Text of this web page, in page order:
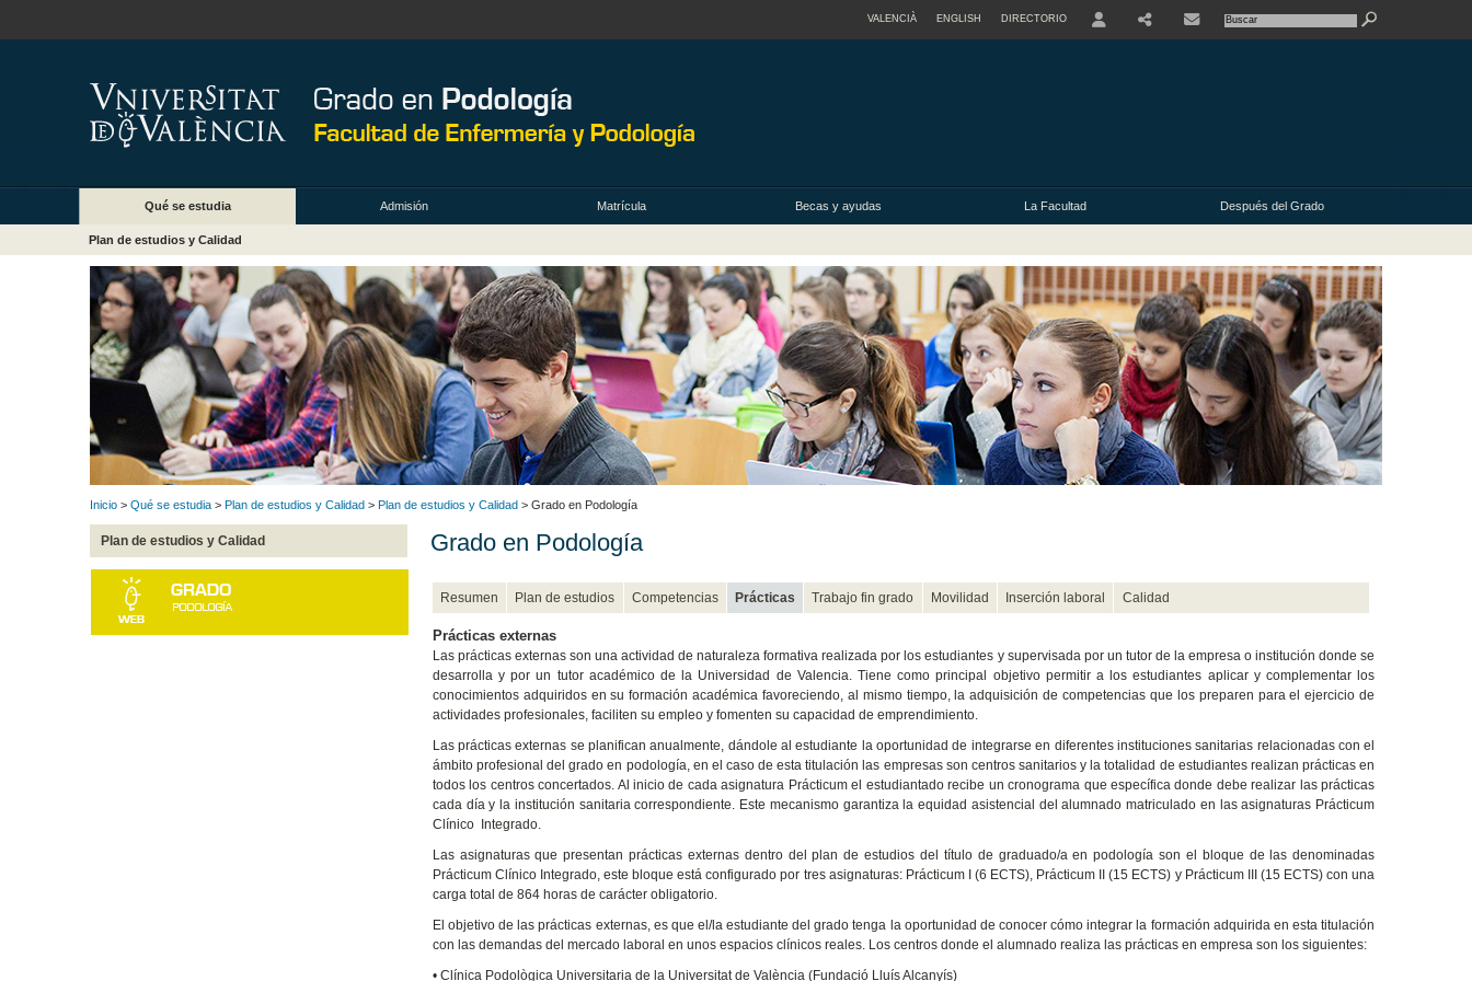
VALENCIÀ ENGLISH DIRECTORIO
Qué se estudia Admisión Matrícula Becas y ayudas La Facultad Después del Grado
Plan de estudios y Calidad
Inicio > Qué se estudia > Plan de estudios y Calidad > Plan de estudios y Calidad > Grado en Podología
Plan de estudios y Calidad Grado en Podología
Resumen Plan de estudios Competencias Prácticas Trabajo fin grado Movilidad Inserción laboral Calidad
Prácticas externas
Las prácticas externas son una actividad de naturaleza formativa realizada por los estudiantes y supervisada por un tutor de la empresa o institución donde se
desarrolla y por un tutor académico de la Universidad de Valencia. Tiene como principal objetivo permitir a los estudiantes aplicar y complementar los
conocimientos adquiridos en su formación académica favoreciendo, al mismo tiempo, la adquisición de competencias que los preparen para el ejercicio de
actividades profesionales, faciliten su empleo y fomenten su capacidad de emprendimiento.
Las prácticas externas se planifican anualmente, dándole al estudiante la oportunidad de integrarse en diferentes instituciones sanitarias relacionadas con el
ámbito profesional del grado en podología, en el caso de esta titulación las empresas son centros sanitarios y la totalidad de estudiantes realizan prácticas en
todos los centros concertados. Al inicio de cada asignatura Prácticum el estudiantado recibe un cronograma que específica donde debe realizar las prácticas
cada día y la institución sanitaria correspondiente. Este mecanismo garantiza la equidad asistencial del alumnado matriculado en las asignaturas Prácticum
Clínico Integrado.
Las asignaturas que presentan prácticas externas dentro del plan de estudios del título de graduado/a en podología son el bloque de las denominadas
Prácticum Clínico Integrado, este bloque está configurado por tres asignaturas: Prácticum I (6 ECTS), Prácticum II (15 ECTS) y Prácticum III (15 ECTS) con una
carga total de 864 horas de carácter obligatorio.
El objetivo de las prácticas externas, es que el/la estudiante del grado tenga la oportunidad de conocer cómo integrar la formación adquirida en esta titulación
con las demandas del mercado laboral en unos espacios clínicos reales. Los centros donde el alumnado realiza las prácticas en empresa son los siguientes:
• Clínica Podològica Universitaria de la Universitat de València (Fundació Lluís Alcanyís)